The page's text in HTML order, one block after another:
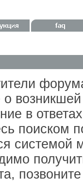
в
поиском
системой